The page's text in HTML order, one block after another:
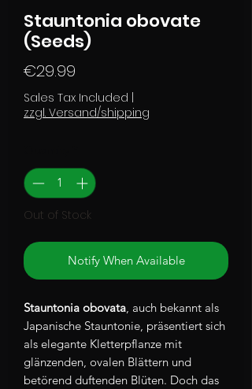
Stauntonia obovate
(Seeds)
€29.99
Sales Tax Included
zzgl. Versand/shipping
Out of Stock
Notify When Available
Stauntonia obovata , auch bekannt als
Japanische Stauntonie, präsentiert sich
als elegante Kletterpflanze mit
glänzenden, ovalen Blättern und
betörend duftenden Blüten. Doch das